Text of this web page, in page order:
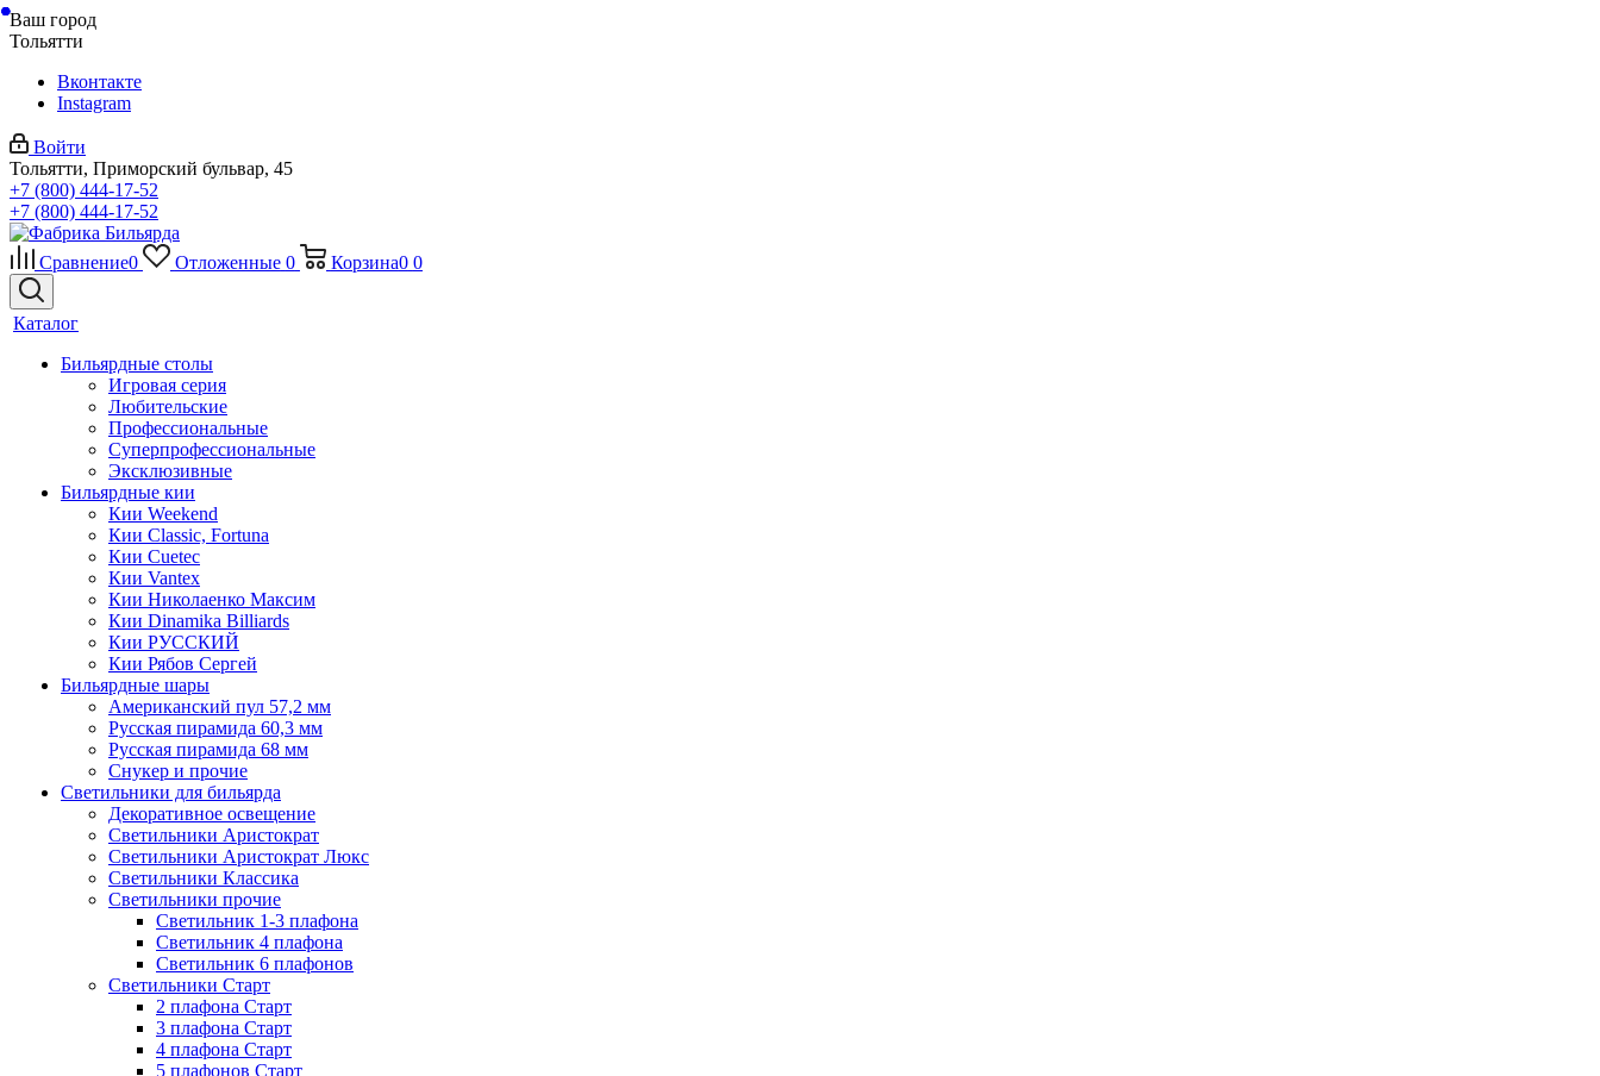
Ваш город
Тольятти
Вконтакте
Instagram
Войти
Тольятти, Приморский бульвар, 45
+7 (800) 444-17-52
+7 (800) 444-17-52
Сравнение0 Отложенные 0 Корзина0 0
Каталог
Бильярдные столы
Игровая серия
Любительские
Профессиональные
Суперпрофессиональные
Эксклюзивные
Бильярдные кии
Кии Weekend
Кии Classic, Fortuna
Кии Cuetec
Кии Vantex
Кии Николаенко Максим
Кии Dinamika Billiards
Кии РУССКИЙ
Кии Рябов Сергей
Бильярдные шары
Американский пул 57,2 мм
Русская пирамида 60,3 мм
Русская пирамида 68 мм
Снукер и прочие
Светильники для бильярда
Декоративное освещение
Светильники Аристократ
Светильники Аристократ Люкс
Светильники Классика
Светильники прочие
Светильник 1-3 плафона
Светильник 4 плафона
Светильник 6 плафонов
Светильники Старт
2 плафона Старт
3 плафона Старт
4 плафона Старт
5 плафонов Старт